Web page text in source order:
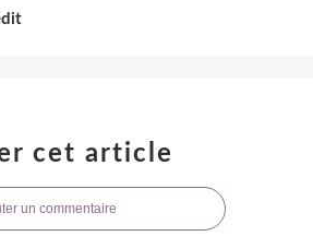
cet article
un commentaire